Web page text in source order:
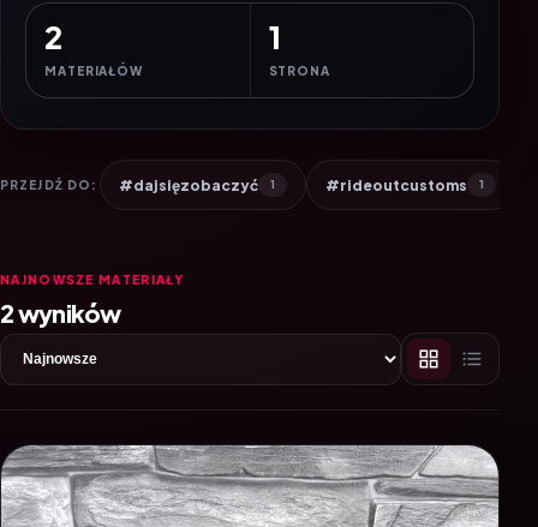
2
MATERIAŁÓW
1
STRONA
PRZEJDŹ DO: #dajsięzobaczyć 1 #rideoutcustoms 1
NAJNOWSZE MATERIAŁY
2 wyników